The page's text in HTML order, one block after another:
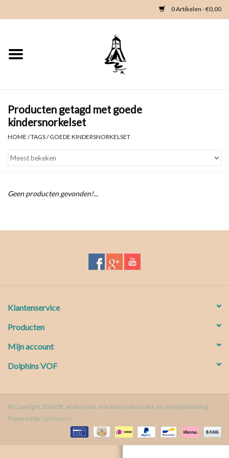
0 Artikelen - €0,00
Home
Kleding
Zeeland en Zeeuwse knop
Duikgidsen
Producten getagd met goede
kindersnorkelset
HOME /TAGS/GOEDE KINDERSNORKELSET
Geen producten gevonden!...
Klantenservice
Producten
Mijn account
Dolphins VOF
© Copyright 2026 DE winkel voor maritieme decoratie en vrijetijdskleding -
Powered by Lightspeed